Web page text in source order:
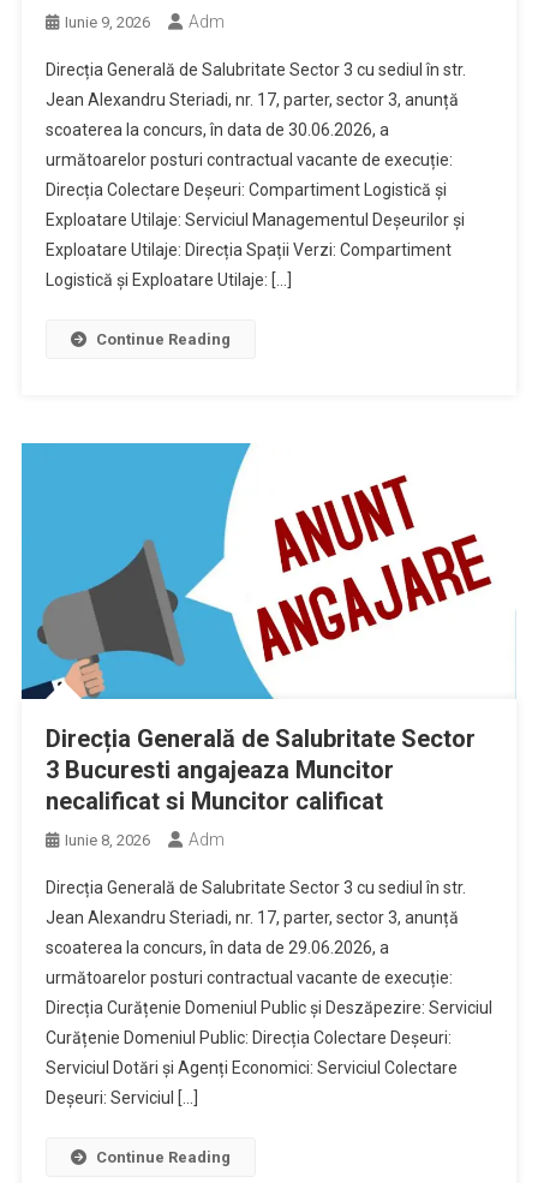
Iunie 9, 2026 Adm
Direcția Generală de Salubritate Sector 3 cu sediul în str.
Jean Alexandru Steriadi, nr. 17, parter, sector 3, anunță
scoaterea la concurs, în data de 30.06.2026, a
următoarelor posturi contractual vacante de execuție:
Direcția Colectare Deșeuri: Compartiment Logistică și
Exploatare Utilaje: Serviciul Managementul Deșeurilor și
Exploatare Utilaje: Direcția Spații Verzi: Compartiment
Logistică și Exploatare Utilaje: […]
Continue Reading
Direcția Generală de Salubritate Sector
3 Bucuresti angajeaza Muncitor
necalificat si Muncitor calificat
Iunie 8, 2026 Adm
Direcția Generală de Salubritate Sector 3 cu sediul în str.
Jean Alexandru Steriadi, nr. 17, parter, sector 3, anunță
scoaterea la concurs, în data de 29.06.2026, a
următoarelor posturi contractual vacante de execuție:
Direcția Curățenie Domeniul Public și Deszăpezire: Serviciul
Curățenie Domeniul Public: Direcția Colectare Deșeuri:
Serviciul Dotări și Agenți Economici: Serviciul Colectare
Deșeuri: Serviciul […]
Continue Reading